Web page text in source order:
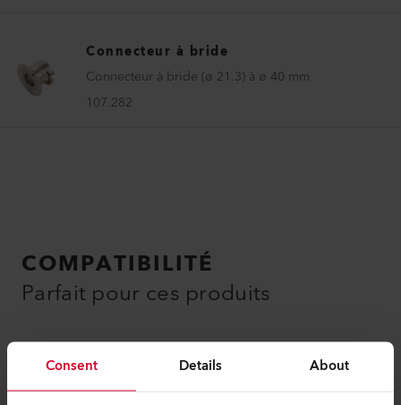
Consent Details About
Connecteur à bride
Connecteur à bride (ø 21.3) à ø 40 mm
107.282
COMPATIBILITÉ
Parfait pour ces produits